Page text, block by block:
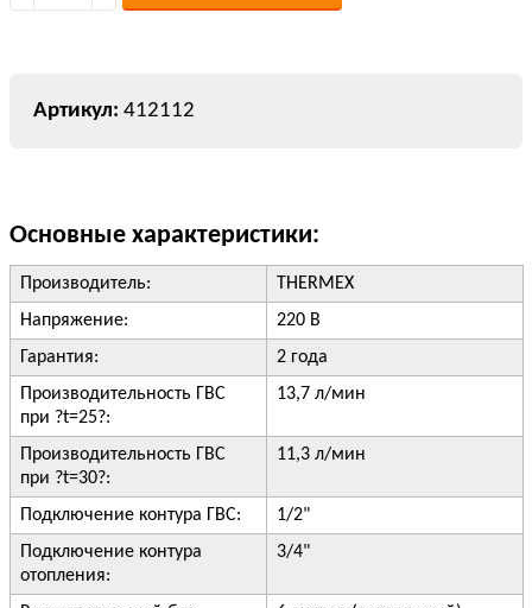
412112
Основные характеристики:
Производитель:
THERMEX
Напряжение:
220 В
Гарантия:
2 года
Производительность ГВС
при ?t=25?:
13,7 л/мин
Производительность ГВС
при ?t=30?:
11,3 л/мин
Подключение контура ГВС:
1/2"
Подключение контура
отопления:
3/4"